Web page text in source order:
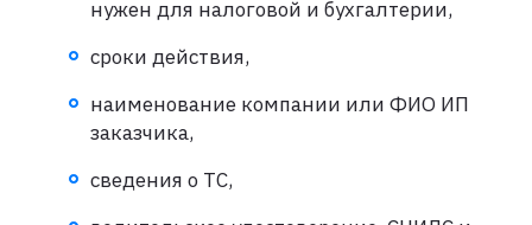
нужен для налоговой и бухгалтерии,
сроки действия,
наименование компании или ФИО ИП
заказчика,
сведения о ТС,